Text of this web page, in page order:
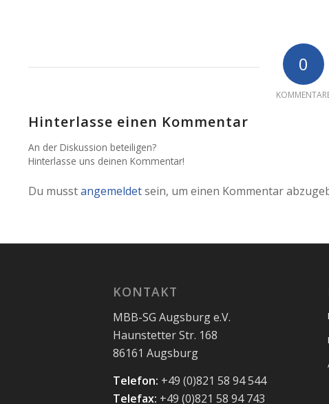
0
Hinterlasse einen Kommentar
An der Diskussion beteiligen?
Hinterlasse uns deinen Kommentar!
Du musstangemeldetsein, um einen Kommentar
KONTAKT
MBB-SG Augsburg e.V.
Haunstetter Str. 168
86161 Augsburg
Telefon: +49 (0)821 58 94 544
Telefax: +49 (0)821 58 94 743